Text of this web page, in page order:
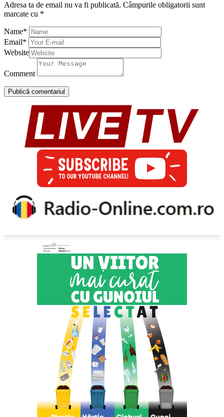
Adresa ta de email nu va fi publicată. Câmpurile obligatorii sunt
marcate cu *
Name*
Email*
Website
Comment